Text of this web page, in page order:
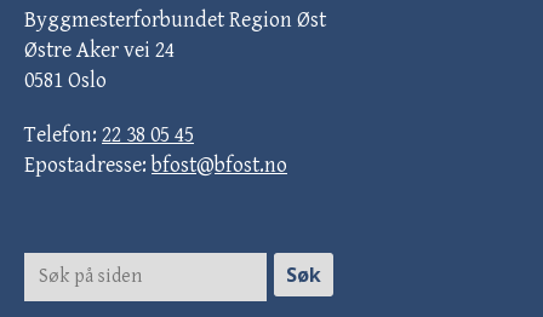
Byggmesterforbundet Region Øst
Østre Aker vei 24
0581 Oslo
Telefon: 22 38 05 45
Epostadresse: bfost@bfost.no